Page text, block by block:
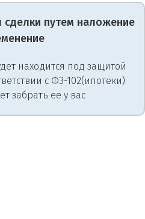
сделки путем наложение
находится под защитой
с ФЗ-102(ипотеки)
забрать ее у вас